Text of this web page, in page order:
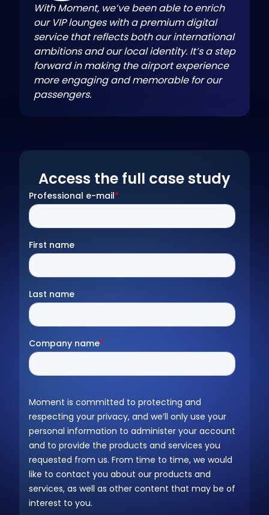
With Moment, we’ve been able to enrich
our VIP lounges with a premium digital
service that reflects both our international
ambitions and our local identity. It’s a step
forward in making the airport experience
more engaging and memorable for our
passengers.
Access the full case study